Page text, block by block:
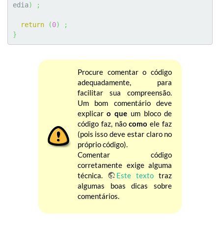
edia) ;
return (0)
;
}
Procure comentar o código
adequadamente, para
facilitar sua compreensão.
Um bom comentário deve
explicaro que um bloco de
código faz, nãocomo ele faz
(pois isso deve estar claro no
próprio código).
Comentar código
corretamente exige alguma
técnica.
Este texto traz
algumas boas dicas sobre
comentários.